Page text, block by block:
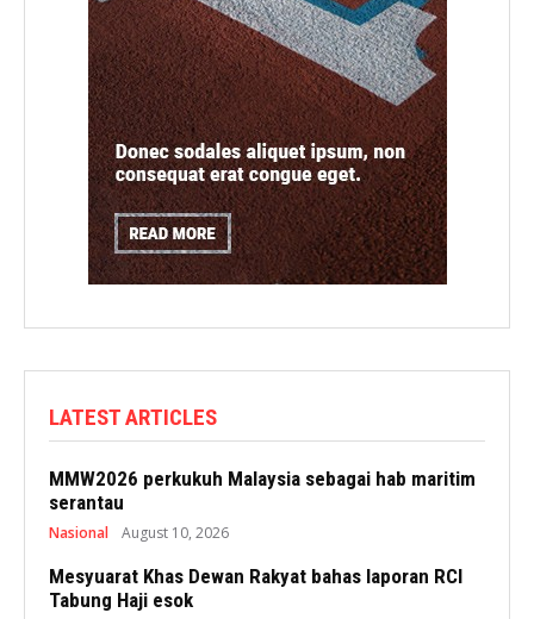
LATEST ARTICLES
MMW2026 perkukuh Malaysia sebagai hab maritim
serantau
Nasional August 10, 2026
Mesyuarat Khas Dewan Rakyat bahas laporan RCI
Tabung Haji esok